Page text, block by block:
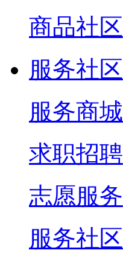
商品社区
服务社区
服务商城
求职招聘
志愿服务
服务社区